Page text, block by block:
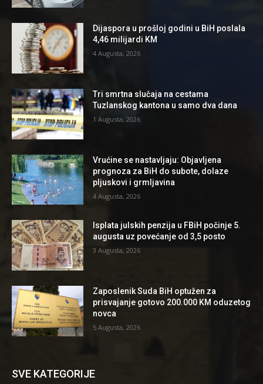
Dijaspora u prošloj godini u BiH poslala
4,46 milijardi KM
4 Augusta, 2026
Tri smrtna slučaja na cestama
Tuzlanskog kantona u samo dva dana
1 Augusta, 2026
Vrućine se nastavljaju: Objavljena
prognoza za BiH do subote, dolaze
pljuskovi i grmljavina
4 Augusta, 2026
Isplata julskih penzija u FBiH počinje 5.
augusta uz povećanje od 3,5 posto
3 Augusta, 2026
Zaposlenik Suda BiH optužen za
prisvajanje gotovo 200.000 KM oduzetog
novca
5 Augusta, 2026
SVE KATEGORIJE